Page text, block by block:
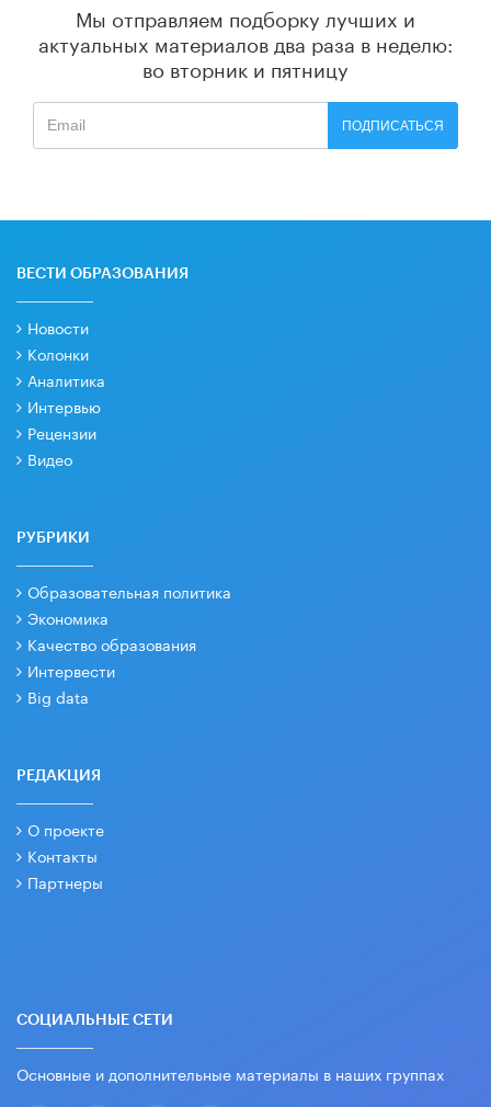
Мы отправляем подборку лучших и
актуальных материалов два раза в неделю:
во вторник и пятницу
ПОДПИСАТЬСЯ
ВЕСТИ ОБРАЗОВАНИЯ
Новости
Колонки
Аналитика
Интервью
Рецензии
Видео
РУБРИКИ
Образовательная политика
Экономика
Качество образования
Интервести
Big data
РЕДАКЦИЯ
О проекте
Контакты
Партнеры
СОЦИАЛЬНЫЕ СЕТИ
Основные и дополнительные материалы в наших группах